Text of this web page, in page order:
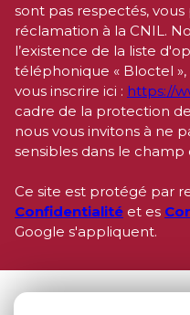
sont pas respectés,
réclamation à la CNIL.
l’existence de la liste
téléphonique « Bloctel
vous inscrire ici : https://
cadre de la protection
nous vous invitons à ne
sensibles dans le champ
Ce site est protégé par
Confidentialité et es
Google s'appliquent.